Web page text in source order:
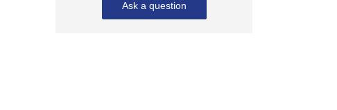
Ask a question